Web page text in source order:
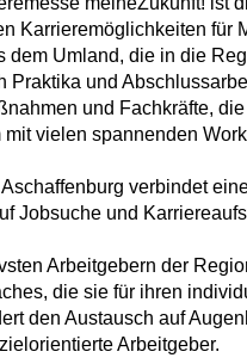
Karrieremöglichkeiten für
dem Umland, die in die
Praktika und
und Fachkräfte,
mit vielen spannenden
verbindet
Jobsuche und
Arbeitgebern der
die sie für ihren
den Austausch auf
Arbeitgeber.